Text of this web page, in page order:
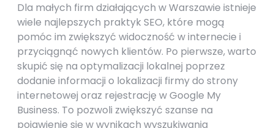
Dla małych firm działających w Warszawie istnieje
wiele najlepszych praktyk SEO, które mogą
pomóc im zwiększyć widoczność w internecie i
przyciągnąć nowych klientów. Po pierwsze, warto
skupić się na optymalizacji lokalnej poprzez
dodanie informacji o lokalizacji firmy do strony
internetowej oraz rejestrację w Google My
Business. To pozwoli zwiększyć szanse na
pojawienie się w wynikach wyszukiwania